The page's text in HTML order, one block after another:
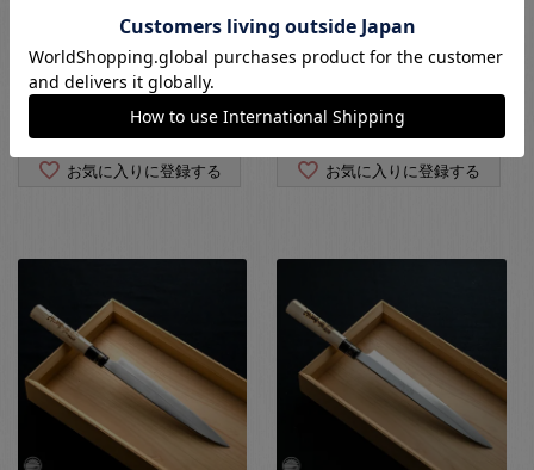
【左利き用】 別打 出刃
180
¥ 41,580 税込
お気に入りに登録する
【左利き用】 上作 出刃
135
¥ 42,075 税込
お気に入りに登録する